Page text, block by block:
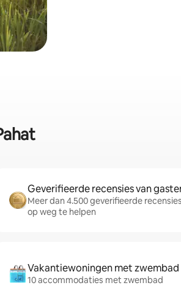
Geverifieerde recensies van
Meer dan 4.500 geverifieerde
op weg te helpen
Vakantiewoningen met zwembad
10 accommodaties met zwembad